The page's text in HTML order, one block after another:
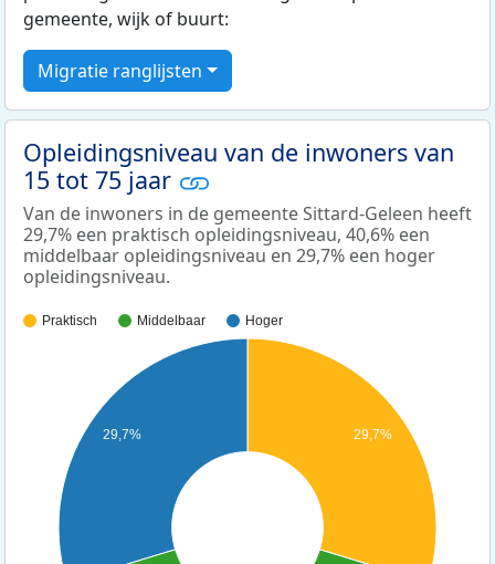
gemeente, wijk of buurt:
Migratie ranglijsten
Opleidingsniveau van de inwoners van
15 tot 75 jaar
Van de inwoners in de gemeente Sittard-Geleen heeft
29,7% een praktisch opleidingsniveau, 40,6% een
middelbaar opleidingsniveau en 29,7% een hoger
opleidingsniveau.
Praktisch Middelbaar Hoger
29,7%
29,7%